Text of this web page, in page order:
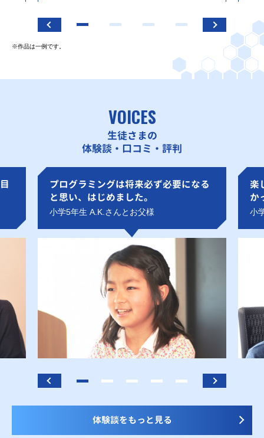
※作品は一例です。
VOICES
生徒さまの
体験談・口コミ・評判
プログラミングは将来必ず必要になる
と思い、はじめました。
小学5年生 A.K.さんとお父様
楽
か
小
体験談をもっと見る